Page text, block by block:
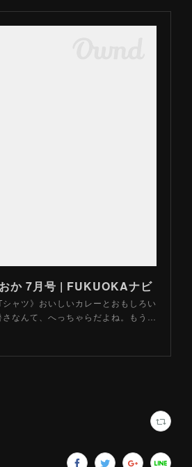
か 7月号 | FUKUOKAナビ
ャツ》おいしいカレーとおもしろい
なんて、へっちゃらだよね。もう…